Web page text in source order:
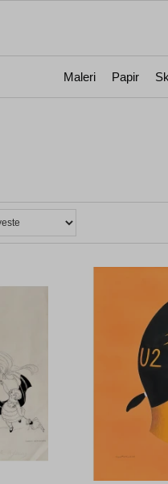
Maleri Papir